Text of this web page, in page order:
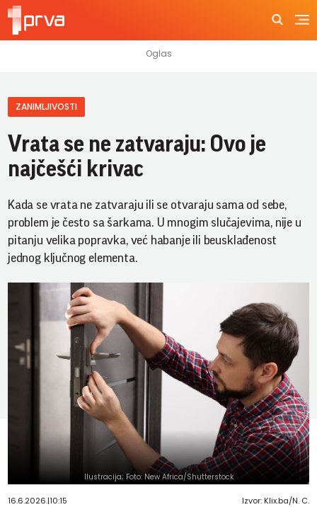
ZANIMLJIVOSTI
Vrata se ne zatvaraju: Ovo je
najčešći krivac
Kada se vrata ne zatvaraju ili se otvaraju sama od sebe,
problem je često sa šarkama. U mnogim slučajevima, nije u
pitanju velika popravka, već habanje ili beusklađenost
jednog ključnog elementa.
Ilustracija; Foto: New Africa/Shutterstock
16.6.2026.|10:15 Izvor: Klix.ba/N. C.